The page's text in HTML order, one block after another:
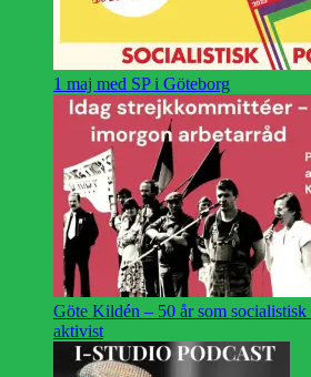
1 maj med SP i Göteborg
Göte Kildén – 50 år som
aktivist